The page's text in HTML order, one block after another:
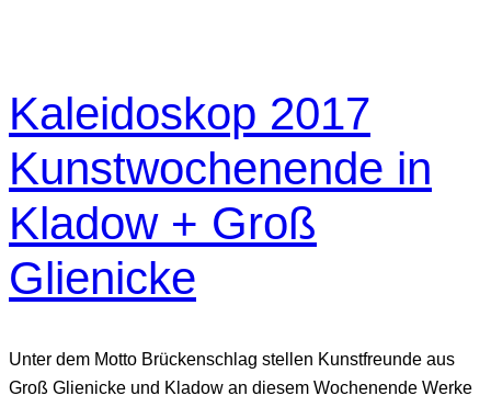
Kaleidoskop 2017
Kunstwochenende in
Kladow + Groß
Glienicke
Unter dem Motto Brückenschlag stellen Kunstfreunde aus
Groß Glienicke und Kladow an diesem Wochenende Werke